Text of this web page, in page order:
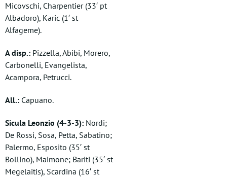
Micovschi, Charpentier (33′ pt
Albadoro), Karic (1′ st
Alfageme).
A disp.: Pizzella, Abibi, Morero,
Carbonelli, Evangelista,
Acampora, Petrucci.
All.: Capuano.
Sicula Leonzio (4-3-3): Nordi;
De Rossi, Sosa, Petta, Sabatino;
Palermo, Esposito (35′ st
Bollino), Maimone; Bariti (35′ st
Megelaitis), Scardina (16′ st